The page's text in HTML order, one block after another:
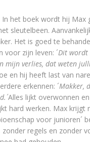
het boek wordt hij Max
sleutelbeen.
Het is goed te
voor zijn leven: ´Dit wordt
mijn verlies, dat weten
en hij heeft last van
erkennen: ´Makker,
Alles lijkt overwonnen
hard werken. Max krijgt
voor junioren´
regels en zonder